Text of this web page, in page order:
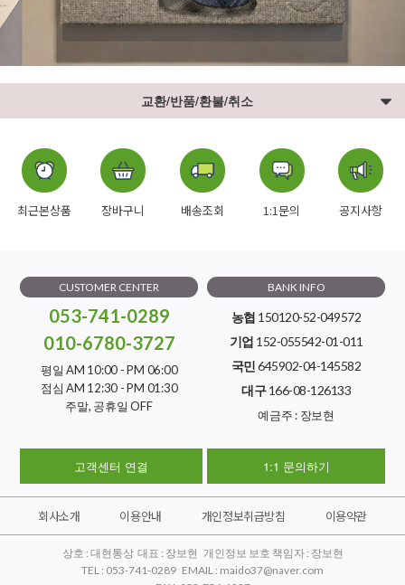
교환/반품/환불/취소
최근본상품 장바구니 배송조회 1:1문의 공지사항
CUSTOMER CENTER
053-741-0289
010-6780-3727
평일 AM 10:00 - PM 06:00
점심 AM 12:30 - PM 01:30
주말, 공휴일 OFF
BANK INFO
농협 150120-52-049572
기업 152-055542-01-011
국민645902-04-145582
대구166-08-126133
예금주 : 장보현
고객센터 연결 1:1 문의하기
회사소개 이용안내 개인정보취급방침 이용약관
상호 : 대현통상 대표 : 장보현 개인정보 보호 책임자 : 장보현
TEL : 053-741-0289 EMAIL : maido37@naver.com